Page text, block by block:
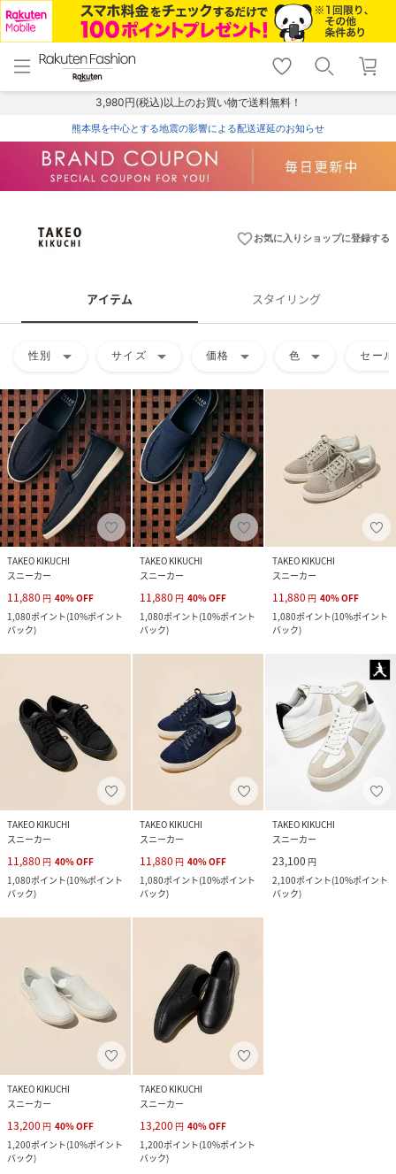
menu home
トップ
shopping_cart lock_outline
ログイン
3,980円(税込)以上のお買い物で送料無料！
熊本県を中心とする地震の影響による配送遅延のお知らせ
favorite_borderお気に入りショップに登録する
アイテム スタイリング
性別 arrow_drop_down サイズ arrow_drop_down 価格 arrow_drop_down 色 arrow_drop_down セール
TAKEO KIKUCHI
スニーカー
11,880 円 40%OFF
1,080ポイント(10%ポイント
バック)
TAKEO KIKUCHI
スニーカー
11,880 円 40%OFF
1,080ポイント(10%ポイント
バック)
TAKEO KIKUCHI
スニーカー
11,880 円 40%OFF
1,080ポイント(10%ポイント
バック)
TAKEO KIKUCHI
スニーカー
11,880 円 40%OFF
1,080ポイント(10%ポイント
バック)
TAKEO KIKUCHI
スニーカー
11,880 円 40%OFF
1,080ポイント(10%ポイント
バック)
TAKEO KIKUCHI
スニーカー
23,100 円
2,100ポイント(10%ポイント
バック)
TAKEO KIKUCHI
スニーカー
13,200 円 40%OFF
1,200ポイント(10%ポイント
バック)
TAKEO KIKUCHI
スニーカー
13,200 円 40%OFF
1,200ポイント(10%ポイント
バック)